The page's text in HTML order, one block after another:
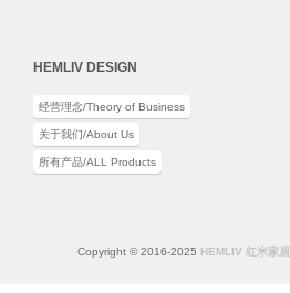
HEMLIV DESIGN
经营理念/Theory of Business
关于我们/About Us
所有产品/ALL Products
Copyright © 2016-2025 HEMLIV 红米家居